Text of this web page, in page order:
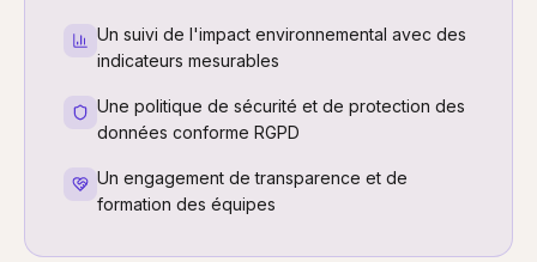
Un suivi de l'impact environnemental avec des
indicateurs mesurables
Une politique de sécurité et de protection des
données conforme RGPD
Un engagement de transparence et de
formation des équipes